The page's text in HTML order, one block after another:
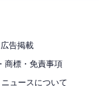
広告掲載
商標・免責事項
ュースについて